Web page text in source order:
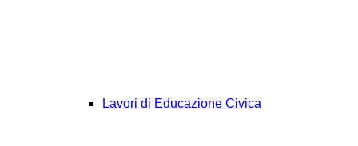
Lavori di Educazione Civica